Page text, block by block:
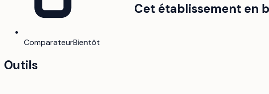
ComparateurBientôt
Outils
Cet établissement en